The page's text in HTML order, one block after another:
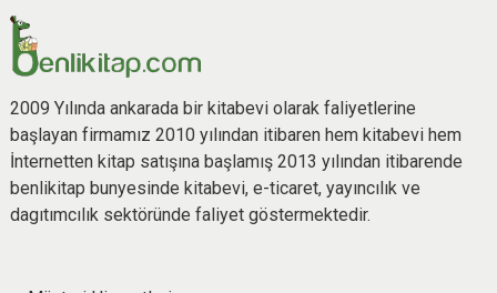
2009 Yılında ankarada bir kitabevi olarak faliyetlerine
başlayan firmamız 2010 yılından itibaren hem kitabevi hem
İnternetten kitap satışına başlamış 2013 yılından itibarende
benlikitap bunyesinde kitabevi, e-ticaret, yayıncılık ve
dagıtımcılık sektöründe faliyet göstermektedir.